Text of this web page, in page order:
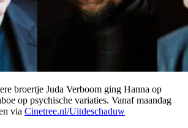
broertje Juda Verboom ging Hanna op
op psychische variaties. Vanaf maandag
via Cinetree.nl/Uitdeschaduw